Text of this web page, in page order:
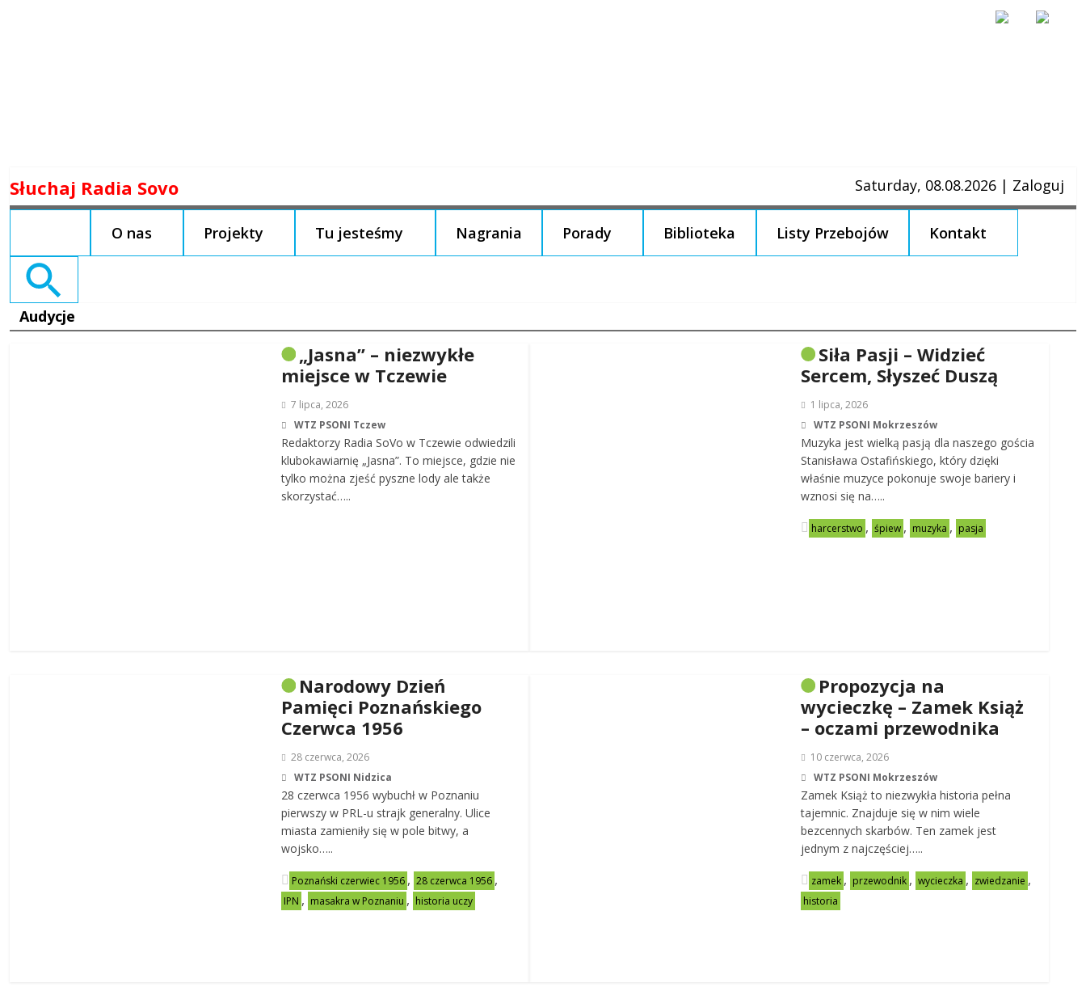
to
Słuchaj Radia Sovo Saturday, 08.08.2026 | Zaloguj
O nas Projekty Tu jesteśmy Nagrania Porady Biblioteka Listy Przebojów Kontakt
Search
Audycje
„Jasna” – niezwykłe
miejsce w Tczewie
7 lipca, 2026
WTZ PSONI Tczew
Redaktorzy Radia SoVo w Tczewie odwiedzili
klubokawiarnię „Jasna”. To miejsce, gdzie nie
tylko można zjeść pyszne lody ale także
skorzystać…..
Siła Pasji – Widzieć
Sercem, Słyszeć Duszą
1 lipca, 2026
WTZ PSONI Mokrzeszów
Muzyka jest wielką pasją dla naszego gościa
Stanisława Ostafińskiego, który dzięki
właśnie muzyce pokonuje swoje bariery i
wznosi się na…..
harcerstwo , śpiew , muzyka , pasja
Narodowy Dzień
Pamięci Poznańskiego
Czerwca 1956
28 czerwca, 2026
WTZ PSONI Nidzica
28 czerwca 1956 wybuchł w Poznaniu
pierwszy w PRL-u strajk generalny. Ulice
miasta zamieniły się w pole bitwy, a
wojsko…..
Poznański czerwiec 1956 , 28 czerwca 1956 ,
IPN , masakra w Poznaniu , historia uczy
Propozycja na
wycieczkę – Zamek Książ
– oczami przewodnika
10 czerwca, 2026
WTZ PSONI Mokrzeszów
Zamek Książ to niezwykła historia pełna
tajemnic. Znajduje się w nim wiele
bezcennych skarbów. Ten zamek jest
jednym z najczęściej…..
zamek , przewodnik , wycieczka , zwiedzanie ,
historia